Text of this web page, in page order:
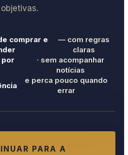
objetivas.
comprar e
— com regras
claras
por
· sem acompanhar
notícias
e perca pouco quando
errar
PARA A